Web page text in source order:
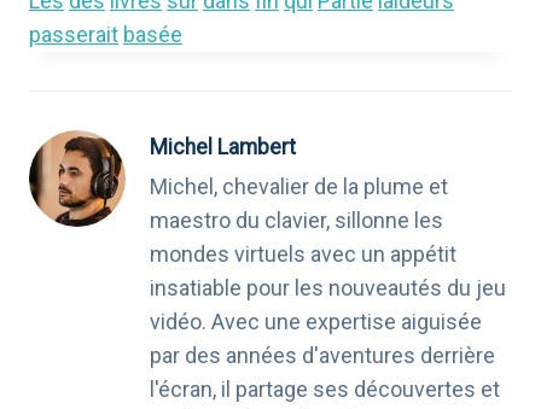
passerait basée
Michel Lambert
Michel, chevalier de la plume et
maestro du clavier, sillonne les
mondes virtuels avec un appétit
insatiable pour les nouveautés du jeu
vidéo. Avec une expertise aiguisée
par des années d'aventures derrière
l'écran, il partage ses découvertes et